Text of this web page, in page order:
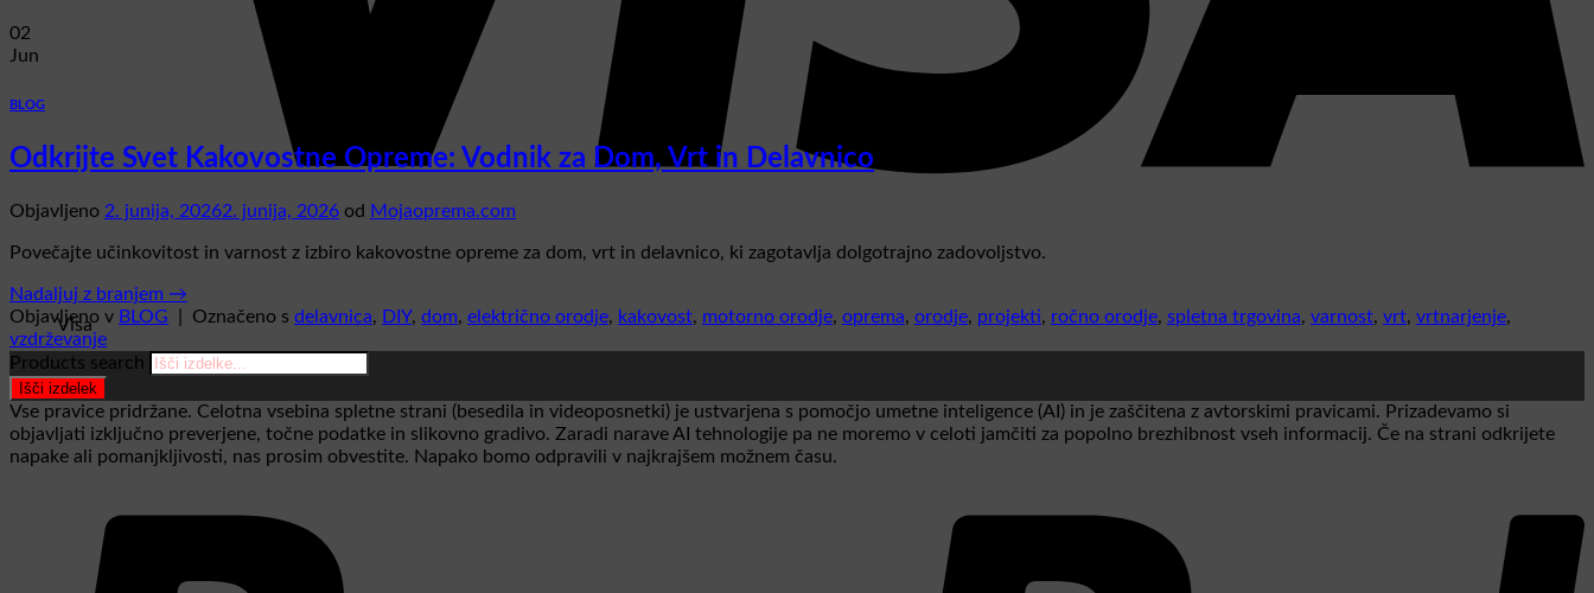
Visa
02
Jun
BLOG
Odkrijte Svet Kakovostne Opreme: Vodnik za Dom, Vrt in Delavnico
Objavljeno 2. junija, 20262. junija, 2026 od Mojaoprema.com
Povečajte učinkovitost in varnost z izbiro kakovostne opreme za dom, vrt in delavnico, ki zagotavlja dolgotrajno zadovoljstvo.
Nadaljuj z branjem →
Objavljeno v BLOG Označeno s delavnica, DIY, dom, električno orodje, kakovost, motorno orodje, oprema, orodje, projekti, ročno orodje, spletna trgovina, varnost, vrt, vrtnarjenje,
vzdrževanje
Products search
Išči izdelek
Vse pravice pridržane. Celotna vsebina spletne strani (besedila in videoposnetki) je ustvarjena s pomočjo umetne inteligence (AI) in je zaščitena z avtorskimi pravicami. Prizadevamo si
objavljati izključno preverjene, točne podatke in slikovno gradivo. Zaradi narave AI tehnologije pa ne moremo v celoti jamčiti za popolno brezhibnost vseh informacij. Če na strani odkrijete
napake ali pomanjkljivosti, nas prosim obvestite. Napako bomo odpravili v najkrajšem možnem času.